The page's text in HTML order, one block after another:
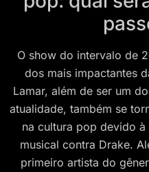
O show do intervalo de
dos mais impactantes
Lamar, além de ser um
atualidade, também se
na cultura pop devido à
musical contra Drake.
primeiro artista do